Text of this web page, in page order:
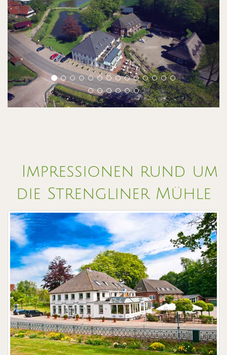
Impressionen rund um
die Strengliner Mühle